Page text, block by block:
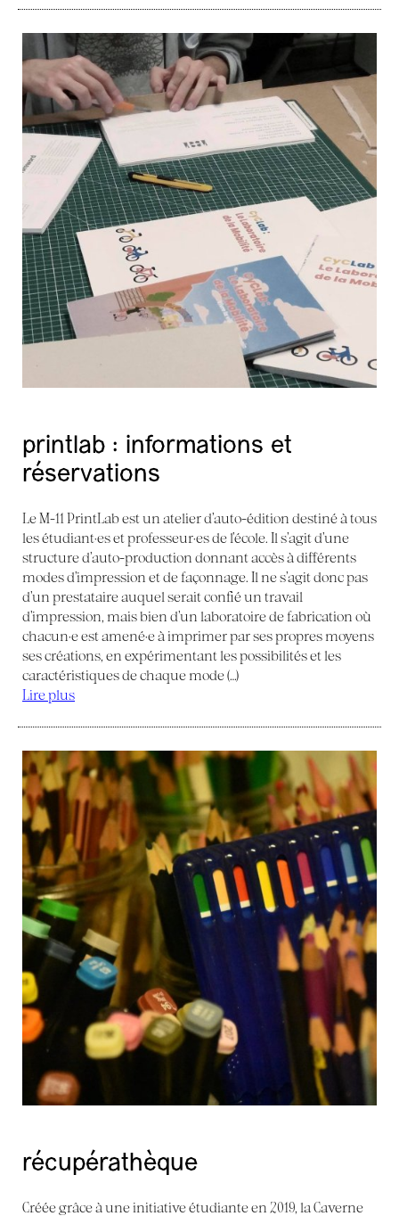
printlab : informations et
réservations
Le M-11 PrintLab est un atelier d’auto-édition destiné à tous
les étudiant·es et professeur·es de l’école. Il s’agit d’une
structure d’auto-production donnant accès à différents
modes d’impression et de façonnage. Il ne s’agit donc pas
d’un prestataire auquel serait confié un travail
d’impression, mais bien d’un laboratoire de fabrication où
chacun·e est amené·e à imprimer par ses propres moyens
ses créations, en expérimentant les possibilités et les
caractéristiques de chaque mode (…)
Lire plus
récupérathèque
Créée grâce à une initiative étudiante en 2019, la Caverne